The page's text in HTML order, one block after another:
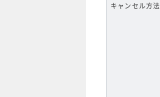
キャンセル方法